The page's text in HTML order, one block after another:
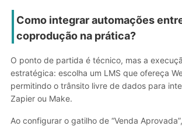
Como integrar automações
coprodução na prática?
O ponto de partida é técnico, mas a
estratégica: escolha um LMS que ofereça
permitindo o trânsito livre de dados para
Zapier ou Make.
Ao configurar o gatilho de “Venda